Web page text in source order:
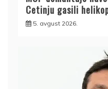
Cetinju gasili
5. avgust 2026.